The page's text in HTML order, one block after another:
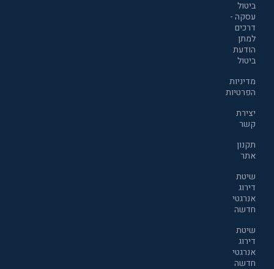
ביטול
עסקה -
דרכים
למתן
הודעת
ביטול
מדיניות
הפרטיות
יצירת
קשר
תקנון
אתר
שיטת
דירוג
אנרגטי
חדשה
שיטת
דירוג
אנרגטי
חדשה